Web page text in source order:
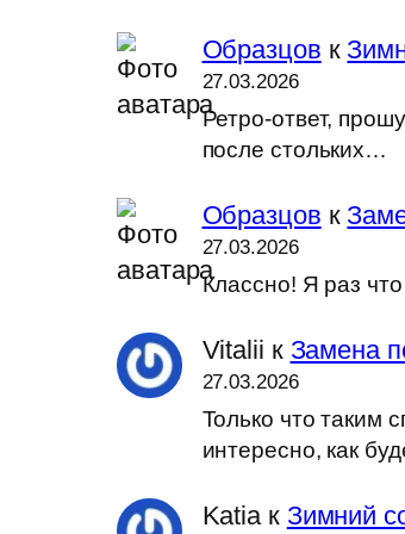
Образцов к
27.03.2026
Ретро-ответ,
после стольких…
Образцов к
27.03.2026
Классно! Я раз
Vitalii к Замена
27.03.2026
Только что таким
интересно, как
Katia к Зимний